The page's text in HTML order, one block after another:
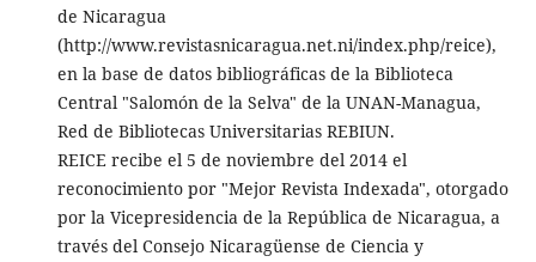
de Nicaragua
(http://www.revistasnicaragua.net.ni/index.php/reice),
en la base de datos bibliográficas de la Biblioteca
Central "Salomón de la Selva" de la UNAN-Managua,
Red de Bibliotecas Universitarias REBIUN.
REICE recibe el 5 de noviembre del 2014 el
reconocimiento por "Mejor Revista Indexada", otorgado
por la Vicepresidencia de la República de Nicaragua, a
través del Consejo Nicaragüense de Ciencia y